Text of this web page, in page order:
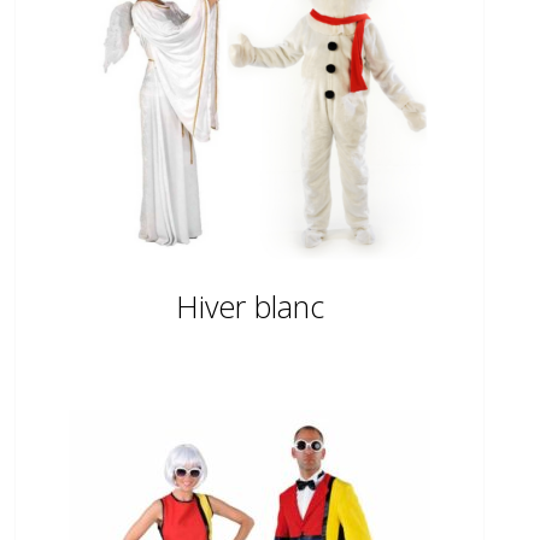
Hiver blanc